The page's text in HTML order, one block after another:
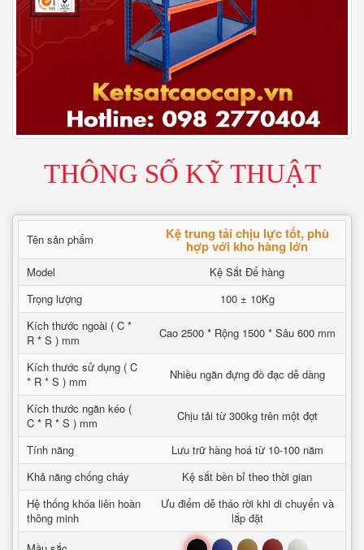
THÔNG SỐ KỸ THUẬT
Tên sản phẩm Kệ trung tải chịu lực tốt, phù
hợp với kho hàng lớn
Model
Kệ Sắt Để hàng
Trọng lượng
100 ± 10Kg
Kích thước ngoài ( C *
R * S ) mm
Cao 2500 * Rộng 1500 * Sâu 600 mm
Kích thước sử dụng ( C
* R * S ) mm
Nhiều ngăn đựng đồ đạc dễ dàng
Kích thước ngăn kéo (
C * R * S ) mm
Chịu tải từ 300kg trên một đợt
Tính năng
Lưu trữ hàng hoá từ 10-100 năm
Khả năng chống cháy
Kệ sắt bền bỉ theo thời gian
Hệ thống khóa liên hoàn
thông minh
Ưu điểm dễ tháo rời khi di chuyển và
lắp đặt
Đen Xanh Nâu Đỏ Trắng